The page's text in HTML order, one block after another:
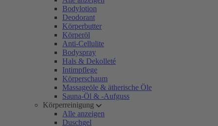
Bodylotion
Deodorant
Körperbutter
Körperöl
Anti-Cellulite
Bodyspray
Hals & Dekolleté
Intimpflege
Körperschaum
Massageöle & ätherische Öle
Sauna-Öl & -Aufguss
Körperreinigung
Alle anzeigen
Duschgel